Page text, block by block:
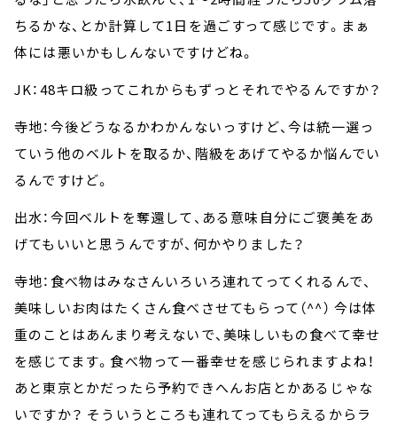
ちるかな、とか計算して1日を過ごすって感じです。まぁ
体には悪いかもしんないですけどね。
JK：48キロ級ってこれからもずっとそれでやるんですか？
寺地：今後どうなるかわかんないっすけど、今は統一選っ
ていう他のベルトを取るか、階級をあげてやるか悩んでい
るんですけど。
出水：今回ベルトを奪還して、ある意味自分にご褒美をあ
げてもいいと思うんですが、何かやりました？
寺地：食べ物はみなさんいろいろ連れてってくれるんで、
美味しいお肉はたくさん食べさせてもらって（^^） 今は体
重のことはあんまり考えないで、美味しいもの食べて幸せ
を感じてます。食べ物って一番幸せを感じられますよね！
あと東京とかだったら予約できへんお店とかあるじゃな
いですか？ そういうところも連れてってもらえるからラ